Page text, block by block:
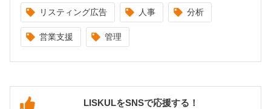
リスティング広告 人事 分析
営業支援 管理
LISKULをSNSで応援する！